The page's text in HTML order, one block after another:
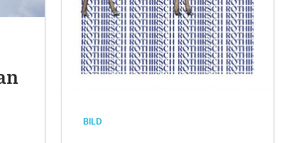
BILD